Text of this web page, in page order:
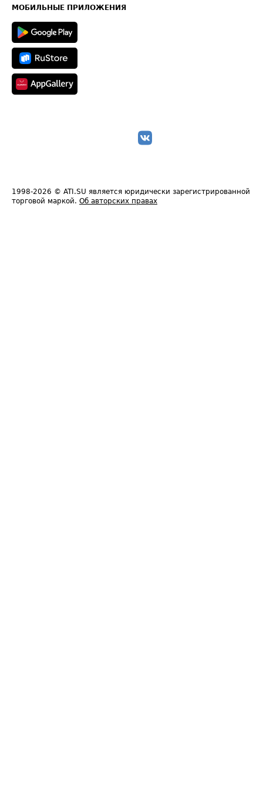
Техническая информация
МОБИЛЬНЫЕ ПРИЛОЖЕНИЯ
1998-2026 © ATI.SU является юридически зарегистрированной
торговой маркой. Об авторских правах